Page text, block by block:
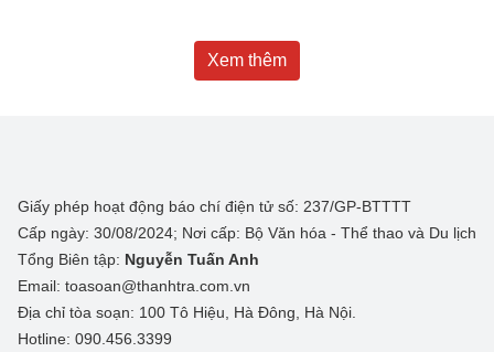
Xem thêm
Giấy phép hoạt động báo chí điện tử số: 237/GP-BTTTT
Cấp ngày: 30/08/2024; Nơi cấp: Bộ Văn hóa - Thể thao và Du lịch
Tổng Biên tập: Nguyễn Tuấn Anh
Email: toasoan@thanhtra.com.vn
Địa chỉ tòa soạn: 100 Tô Hiệu, Hà Đông, Hà Nội.
Hotline: 090.456.3399